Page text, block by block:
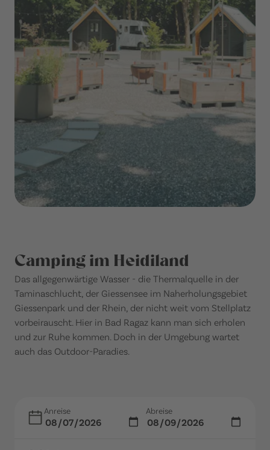
Camping im Heidiland
Das allgegenwärtige Wasser - die Thermalquelle in der
Taminaschlucht, der Giessensee im Naherholungsgebiet
Giessenpark und der Rhein, der nicht weit vom Stellplatz
vorbeirauscht. Hier in Bad Ragaz kann man sich erholen
und zur Ruhe kommen. Doch in der Umgebung wartet
auch das Outdoor-Paradies.
Anreise Abreise